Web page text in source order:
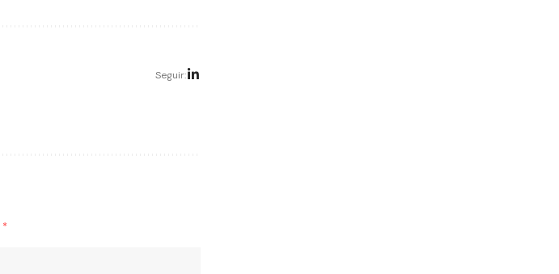
Seguir:
*